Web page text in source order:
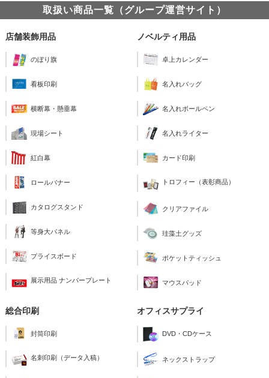
取扱い商品一覧（グループ運営サイト）
店舗装飾用品
のぼり旗
看板印刷
横断幕・懸垂幕
現場シート
紅白幕
ロールバナー
カタログスタンド
等身大パネル
プライスボード
展示用品 ナンバープレート
ノベルティ用品
卓上カレンダー
名入れバッグ
名入れボールペン
名入れライター
カード印刷
トロフィー（表彰商品）
クリアファイル
珪藻土グッズ
ポケットティッシュ
マウスパッド
総合印刷
封筒印刷
名刺印刷（データ入稿）
オフィスサプライ
DVD・CDケース
ネックストラップ